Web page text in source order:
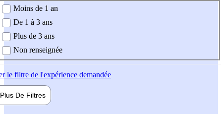
demandée
Moins de 1 an
De 1 à 3 ans
Plus de 3 ans
Non renseignée
le filtre de l'expérience demandée
Plus De Filtres